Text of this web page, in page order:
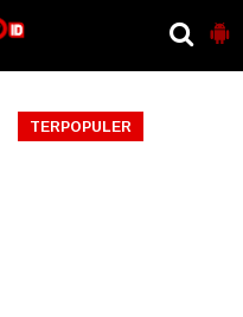
TERPOPULER